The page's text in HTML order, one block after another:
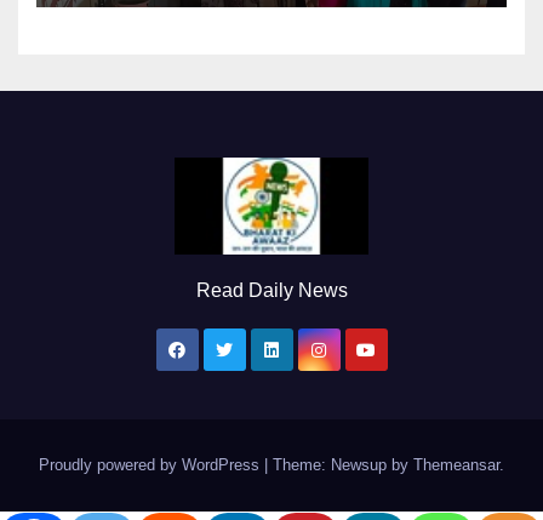
Read Daily News
Proudly powered by WordPress Theme: Newsup by Themeansar.